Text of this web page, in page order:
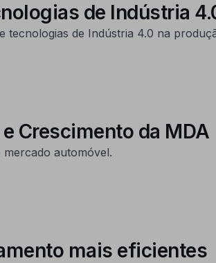
de Indústria
de Indústria 4.0 na
Crescimento da MDA
automóvel.
mais eficientes